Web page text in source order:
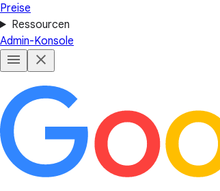
Preise
Ressourcen
Admin-Konsole